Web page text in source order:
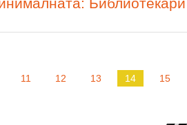
11 12 13 14 15